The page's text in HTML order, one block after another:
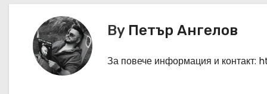
By Петър Ангелов
За повече информация и